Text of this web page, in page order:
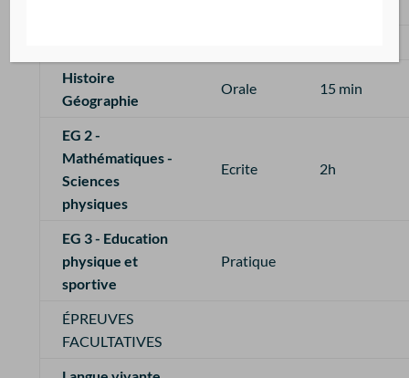
Histoire
Géographie
Orale 15 min
EG 2 -
Mathématiques -
Sciences
physiques
Ecrite 2h
EG 3 - Education
physique et
sportive
Pratique
ÉPREUVES
FACULTATIVES